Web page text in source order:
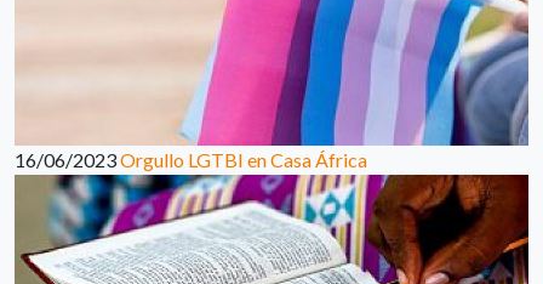
16/06/2023Orgullo LGTBI en Casa África